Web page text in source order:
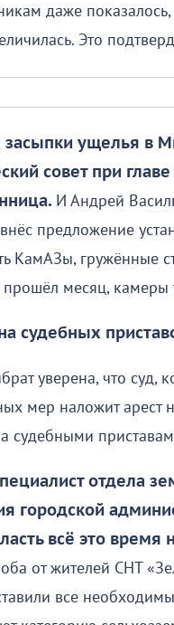
даже
Это
ущелья в
совет при
И Андрей
предложение
КамАЗы, гружённые
прошёл месяц, камеры
судебных
уверена, что суд,
мер наложит арест
судебными
отдела
городской
всё это время
от жителей СНТ
все